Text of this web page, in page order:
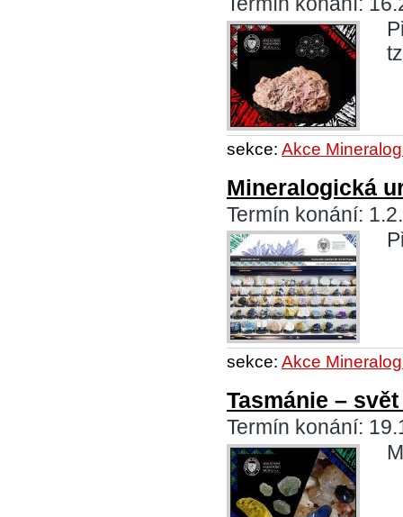
sekce: Akce
Mineralogická
Termín konání:
sekce: Akce
Tasmánie –
Termín konání: